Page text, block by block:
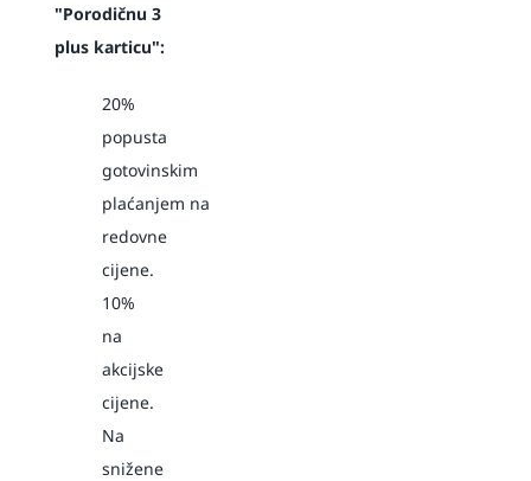
"Porodičnu 3
plus karticu":
20%
popusta
gotovinskim
plaćanjem na
redovne
cijene.
10%
na
akcijske
cijene.
Na
snižene